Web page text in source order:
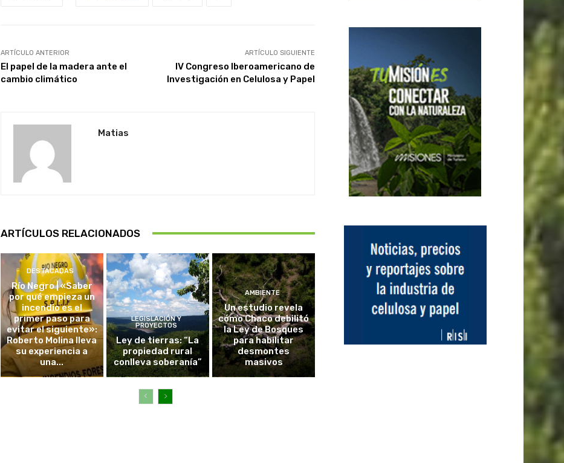
ARTÍCULO ANTERIOR
El papel de la madera ante el
cambio climático
ARTÍCULO SIGUIENTE
IV Congreso Iberoamericano de
Investigación en Celulosa y Papel
Matias
ARTÍCULOS RELACIONADOS
DESTACADAS
Río Negro | «Saber
por qué empieza un
incendio es el
primer paso para
evitar el siguiente»:
Roberto Molina lleva
su experiencia a
una...
LEGISLACIÓN Y
PROYECTOS
Ley de tierras: “La
propiedad rural
conlleva soberanía”
AMBIENTE
Un estudio revela
cómo Chaco debilitó
la Ley de Bosques
para habilitar
desmontes
masivos